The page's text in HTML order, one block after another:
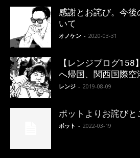
感謝とお詫び。今
いて
オノケン - 2020-03-31
【レンジブログ
へ帰国、関西国際空
レンジ - 2019-08-09
ポットよりお詫びと
ポット - 2022-03-19